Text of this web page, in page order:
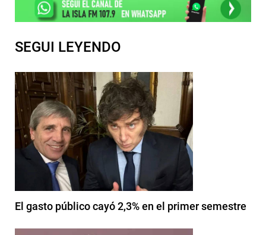
SEGUI LEYENDO
El gasto público cayó 2,3% en el primer semestre